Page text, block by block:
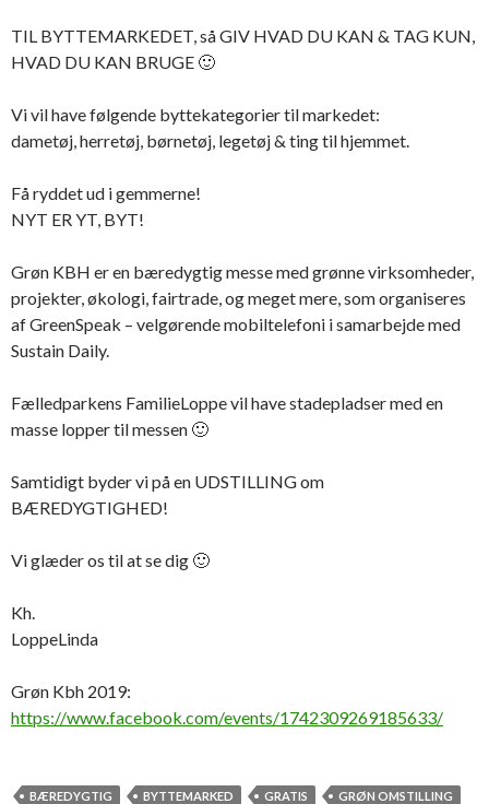
TIL BYTTEMARKEDET, så GIV HVAD DU KAN & TAG KUN,
HVAD DU KAN BRUGE 🙂
Vi vil have følgende byttekategorier til markedet:
dametøj, herretøj, børnetøj, legetøj & ting til hjemmet.
Få ryddet ud i gemmerne!
NYT ER YT, BYT!
Grøn KBH er en bæredygtig messe med grønne virksomheder,
projekter, økologi, fairtrade, og meget mere, som organiseres
af GreenSpeak – velgørende mobiltelefoni i samarbejde med
Sustain Daily.
Fælledparkens FamilieLoppe vil have stadepladser med en
masse lopper til messen 🙂
Samtidigt byder vi på en UDSTILLING om
BÆREDYGTIGHED!
Vi glæder os til at se dig 🙂
Kh.
LoppeLinda
Grøn Kbh 2019:
https://www.facebook.com/events/1742309269185633/
BÆREDYGTIG BYTTEMARKED GRATIS
GRØN OMSTILLING